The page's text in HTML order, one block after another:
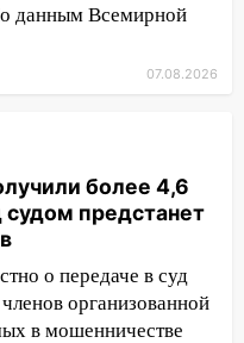
районе
и
суд вынес
пожар
дом и
данным Всемирной
07.08.2026
более 4,6
предстанет
о передаче в суд
организованной
в мошенничестве